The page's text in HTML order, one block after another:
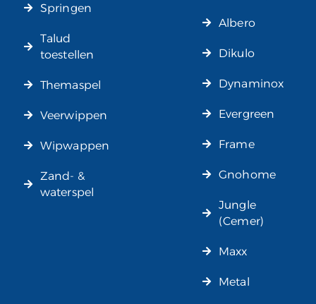
Springen
Talud
toestellen
Themaspel
Veerwippen
Wipwappen
Zand- &
waterspel
Albero
Dikulo
Dynaminox
Evergreen
Frame
Gnohome
Jungle
(Cemer)
Maxx
Metal